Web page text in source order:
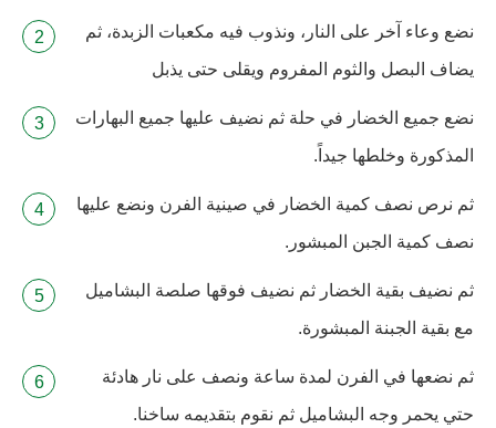
نضع وعاء آخر على النار، ونذوب فيه مكعبات الزبدة، ثم
يضاف البصل والثوم المفروم ويقلى حتى يذبل
نضع جميع الخضار في حلة ثم نضيف عليها جميع البهارات
المذكورة وخلطها جيداً.
ثم نرص نصف كمية الخضار في صينية الفرن ونضع عليها
نصف كمية الجبن المبشور.
ثم نضيف بقية الخضار ثم نضيف فوقها صلصة البشاميل
مع بقية الجبنة المبشورة.
ثم نضعها في الفرن لمدة ساعة ونصف على نار هادئة
حتي يحمر وجه البشاميل ثم نقوم بتقديمه ساخنا.